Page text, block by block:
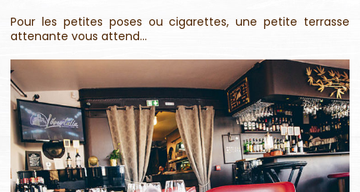
Pour les petites poses ou cigarettes, une petite terrasse
attenante vous attend…